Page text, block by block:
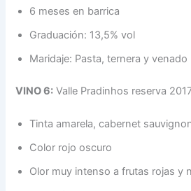
6 meses en barrica​
Graduación: 13,5% vol​
Maridaje: Pasta, ternera y venado​
VINO 6: Valle Pradinhos reserva
Tinta amarela, cabernet
Color rojo oscuro​
Olor muy intenso a frutas rojas y